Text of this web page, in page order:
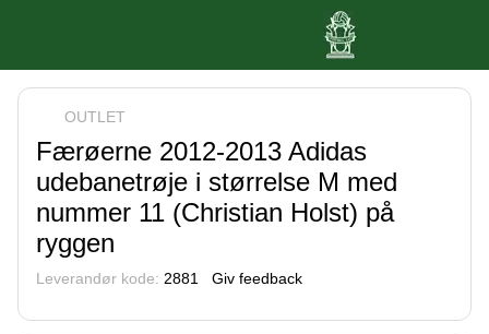
OUTLET
Færøerne 2012-2013 Adidas
udebanetrøje i størrelse M med
nummer 11 (Christian Holst) på
ryggen
Leverandør kode: 2881 Giv feedback